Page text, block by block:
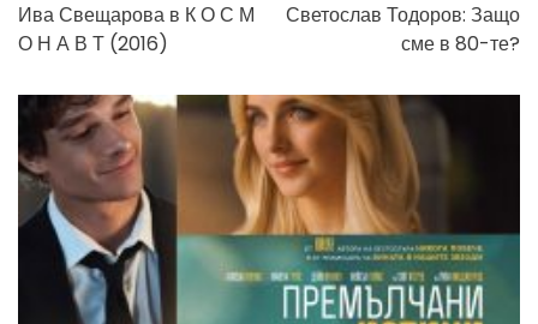
Ива Свещарова в К О С М
О Н А В Т (2016)
Светослав Тодоров: Защо
сме в 80-те?